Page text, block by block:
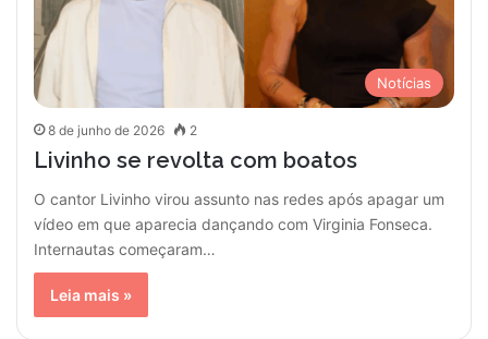
Notícias
8 de junho de 2026 2
Livinho se revolta com boatos
O cantor Livinho virou assunto nas redes após apagar um
vídeo em que aparecia dançando com Virginia Fonseca.
Internautas começaram…
Leia mais »